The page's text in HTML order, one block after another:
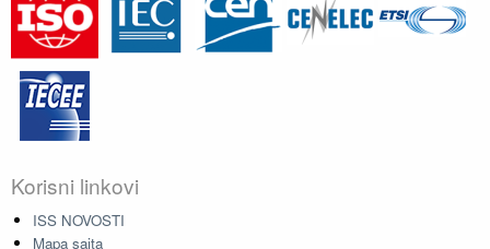
Korisni linkovi
ISS NOVOSTI
Mapa sajta